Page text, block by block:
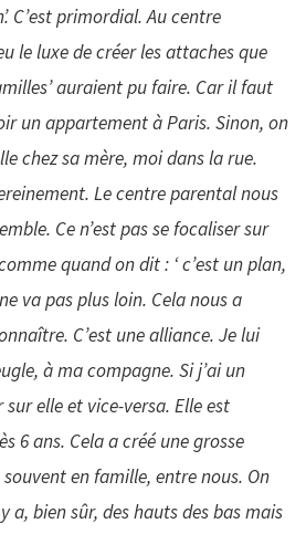
C’est primordial. Au centre
le luxe de créer les attaches que
auraient pu faire. Car il faut
un appartement à Paris. Sinon, on
chez sa mère, moi dans la rue.
Le centre parental nous
Ce n’est pas se focaliser sur
quand on dit : ‘ c’est un plan,
va pas plus loin. Cela nous a
C’est une alliance. Je lui
à ma compagne. Si j’ai un
elle et vice-versa. Elle est
6 ans. Cela a créé une grosse
en famille, entre nous. On
a, bien sûr, des hauts des bas mais